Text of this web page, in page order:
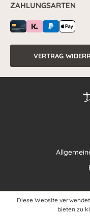
ZAHLUNGSARTEN
VERTRAG
Diese Website
bieten zu